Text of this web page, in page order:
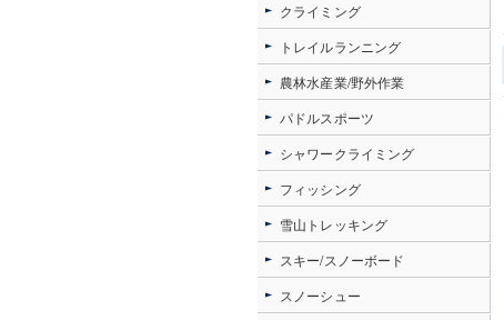
クライミング
トレイルランニング
農林水産業/野外作業
パドルスポーツ
シャワークライミング
フィッシング
雪山トレッキング
スキー/スノーボード
スノーシュー